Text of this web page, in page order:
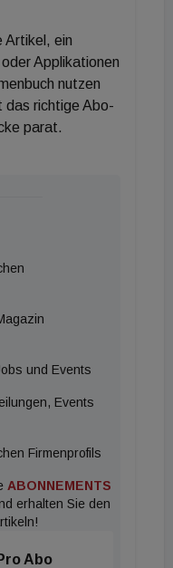
Artikel, ein
Applikationen
nutzen
das richtige Abo-
parat.
und Events
Events
Firmenprofils
ABONNEMENTS
erhalten Sie den
Abo